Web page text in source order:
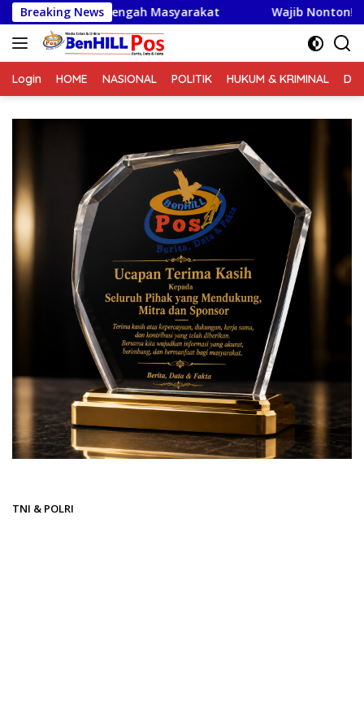
Langsung
ke
konten
Breaking News
Tengah Masyarakat Wajib Nonton! Aksi Elite
Login HOME NASIONAL POLITIK HUKUM & KRIMINAL
TNI & POLRI